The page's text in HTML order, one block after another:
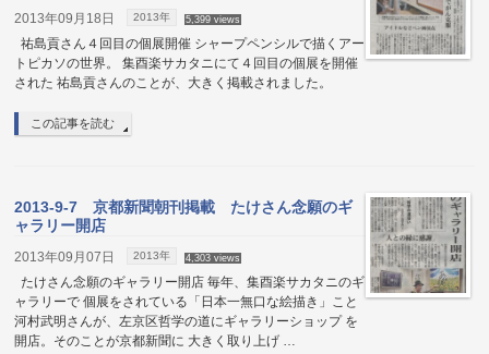
2013年09月18日 2013年 5,399 views
祐島貢さん４回目の個展開催 シャープペンシルで描くアー
トピカソの世界。 集酉楽サカタニにて４回目の個展を開催
された 祐島貢さんのことが、大きく掲載されました。
この記事を読む
2013-9-7 京都新聞朝刊掲載 たけさん念願のギ
ャラリー開店
2013年09月07日 2013年 4,303 views
たけさん念願のギャラリー開店 毎年、集酉楽サカタニのギ
ャラリーで 個展をされている「日本一無口な絵描き」こと
河村武明さんが、左京区哲学の道にギャラリーショップ を
開店。そのことが京都新聞に 大きく取り上げ …